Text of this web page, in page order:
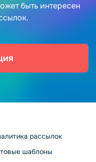
быть интересен
рассылок
шаблоны